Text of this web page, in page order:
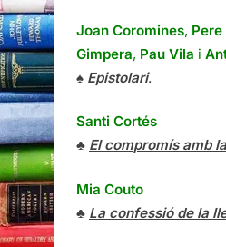
Joan Coromines, Pere
Gimpera, Pau Vila i
♠ Epistolari.
Santi Cortés
♣ El compromís amb
Mia Couto
♣ La confessió de la